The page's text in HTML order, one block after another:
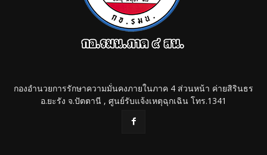
กองอำนวยการรักษาความมั่นคงภายในภาค 4 ส่วนหน้า ค่ายสิรินธร
อ.ยะรัง จ.ปัตตานี , ศูนย์รับแจ้งเหตุฉุกเฉิน โทร.1341